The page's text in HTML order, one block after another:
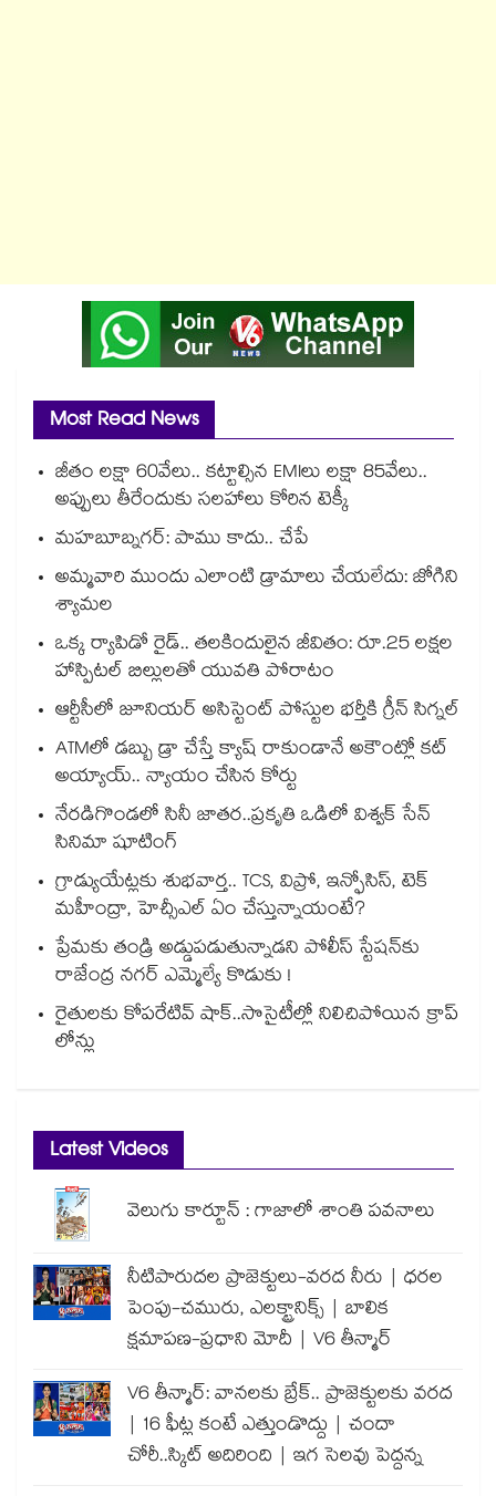
Most Read News
జీతం లక్షా 60వేలు.. కట్టాల్సిన EMIలు లక్షా 85వేలు..
అప్పులు తీరేందుకు సలహాలు కోరిన టెక్కీ
మహబూబ్నగర్: పాము కాదు.. చేపే
అమ్మవారి ముందు ఎలాంటి డ్రామాలు చేయలేదు: జోగిని
శ్యామల
ఒక్క ర్యాపిడో రైడ్.. తలకిందులైన జీవితం: రూ.25 లక్షల
హాస్పిటల్ బిల్లులతో యువతి పోరాటం
ఆర్టీసీలో జూనియర్ అసిస్టెంట్‌‌ పోస్టుల భర్తీకి గ్రీన్‌‌ సిగ్నల్
ATMలో డబ్బు డ్రా చేస్తే క్యాష్ రాకుండానే అకౌంట్లో కట్
అయ్యాయ్.. న్యాయం చేసిన కోర్టు
నేరడిగొండలో సినీ జాతర..ప్రకృతి ఒడిలో విశ్వక్ సేన్
సినిమా షూటింగ్
గ్రాడ్యుయేట్లకు శుభవార్త.. TCS, విప్రో, ఇన్ఫోసిస్, టెక్
మహీంద్రా, హెచ్సీఎల్ ఏం చేస్తున్నాయంటే?
ప్రేమకు తండ్రి అడ్డుపడుతున్నాడని పోలీస్ స్టేషన్⁪కు
రాజేంద్ర నగర్ ఎమ్మెల్యే కొడుకు !
రైతులకు కోపరేటివ్ షాక్..సొసైటీల్లో నిలిచిపోయిన క్రాప్
లోన్లు
Latest Videos
వెలుగు కార్టూన్ : గాజాలో శాంతి పవనాలు
నీటిపారుదల ప్రాజెక్టులు-వరద నీరు | ధరల
పెంపు-చమురు, ఎలక్ట్రానిక్స్ | బాలిక
క్షమాపణ-ప్రధాని మోదీ | V6 తీన్మార్
V6 తీన్మార్: వానలకు బ్రేక్.. ప్రాజెక్టులకు వరద
| 16 ఫీట్ల కంటే ఎత్తుండొద్దు | చందా
చోరీ..స్కిట్ అదిరింది | ఇగ సెలవు పెద్దన్న